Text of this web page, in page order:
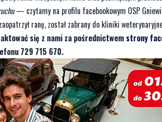
FOT. OSP
ochotników to nie tylko pomoc ludziom.
Gniewina zostali zadysponowani do Mierzyna. Na
zarwała się podłoga.
medycznym konia oraz późniejszym
— czytamy na profilu facebookowym OSP